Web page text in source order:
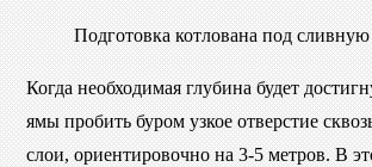
Подготовка котлована под
Когда необходимая глубина будет
ямы пробить буром узкое отверстие
слои, ориентировочно на 3-5 метров. В